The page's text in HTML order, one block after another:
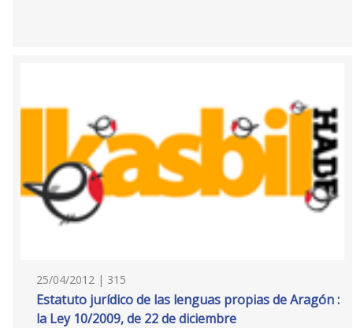
25/04/2012 | 315
Estatuto jurídico de las lenguas propias de Aragón :
la Ley 10/2009, de 22 de diciembre